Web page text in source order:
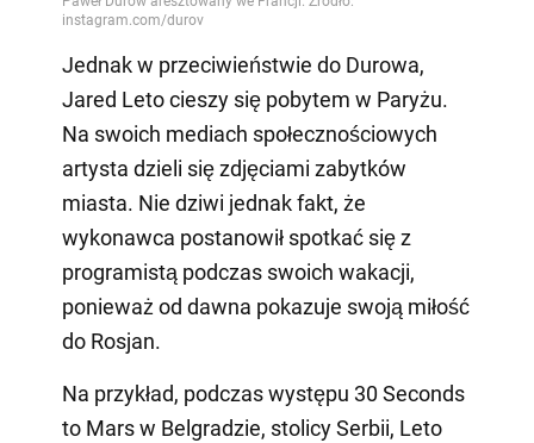
Jednak w przeciwieństwie do Durowa,
Jared Leto cieszy się pobytem w Paryżu.
Na swoich mediach społecznościowych
artysta dzieli się zdjęciami zabytków
miasta. Nie dziwi jednak fakt, że
wykonawca postanowił spotkać się z
programistą podczas swoich wakacji,
ponieważ od dawna pokazuje swoją miłość
do Rosjan.
Na przykład, podczas występu 30 Seconds
to Mars w Belgradzie, stolicy Serbii, Leto